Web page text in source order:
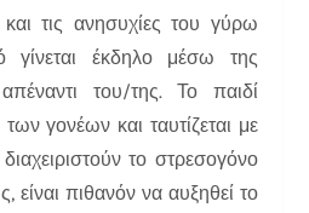
και τις ανησυχίες του γύρω
έκδηλο μέσω της
του/της. Το παιδί
γονέων και ταυτίζεται με
το στρεσογόνο
πιθανόν να αυξηθεί το